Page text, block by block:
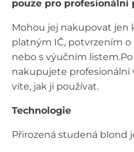
pouze pro profesionální
Mohou jej nakupovat jen
platným IČ, potvrzením o
nebo s výučním
nakupujete profesionální
víte, jak ji používat.
Technologie
Přirozená studená blond